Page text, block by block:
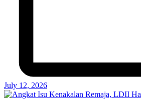
July 12, 2026